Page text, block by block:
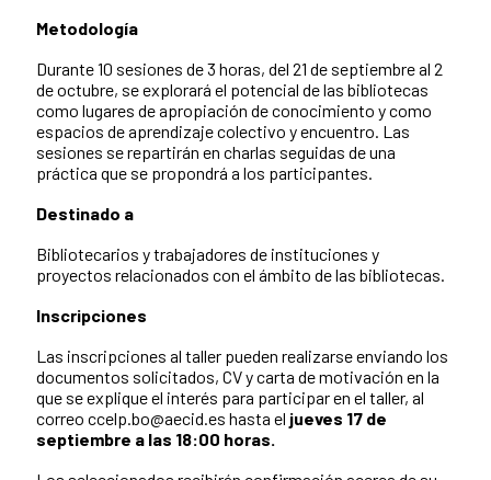
Metodología
Durante 10 sesiones de 3 horas, del 21 de septiembre al 2
de octubre, se explorará el potencial de las bibliotecas
como lugares de apropiación de conocimiento y como
espacios de aprendizaje colectivo y encuentro. Las
sesiones se repartirán en charlas seguidas de una
práctica que se propondrá a los participantes.
Destinado a
Bibliotecarios y trabajadores de instituciones y
proyectos relacionados con el ámbito de las bibliotecas.
Inscripciones
Las inscripciones al taller pueden realizarse enviando los
documentos solicitados, CV y carta de motivación en la
que se explique el interés para participar en el taller, al
correo ccelp.bo@aecid.es hasta el jueves 17 de
septiembre a las 18:00 horas.